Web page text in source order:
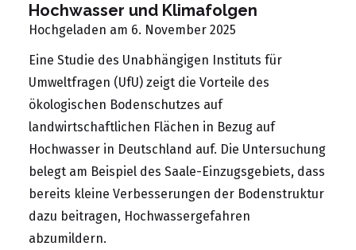
Hochwasser und Klimafolgen
Hochgeladen am 6. November 2025
Eine Studie des Unabhängigen Instituts für
Umweltfragen (UfU) zeigt die Vorteile des
ökologischen Bodenschutzes auf
landwirtschaftlichen Flächen in Bezug auf
Hochwasser in Deutschland auf. Die Untersuchung
belegt am Beispiel des Saale-Einzugsgebiets, dass
bereits kleine Verbesserungen der Bodenstruktur
dazu beitragen, Hochwassergefahren
abzumildern.